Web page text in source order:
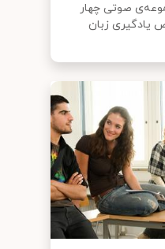
صوتی چهار
زبان